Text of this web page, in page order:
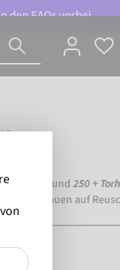
denFAQsvorbei.
und250 +
vertrauen auf